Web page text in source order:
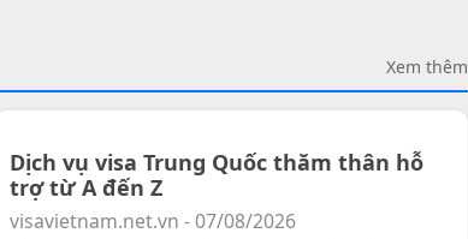
Xem thêm
Dịch vụ visa Trung Quốc thăm thân hỗ
trợ từ A đến Z
visavietnam.net.vn - 07/08/2026